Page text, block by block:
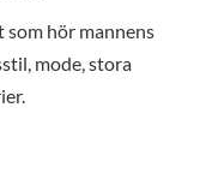
som hör mannens
mode, stora